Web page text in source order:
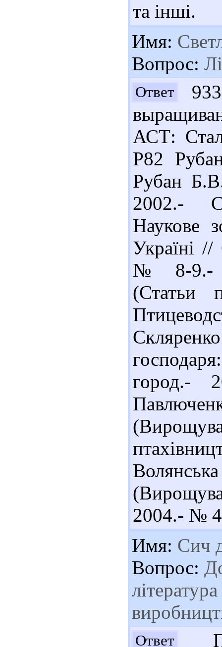
та інші.
Имя:
Вопрос:
Ответ
АСТ:
Р82
Рубан
2002.-
Наукове
Україні
№ 8-9.-
(Статьи
2004.- №
Имя: Сич
Вопрос:
Ответ